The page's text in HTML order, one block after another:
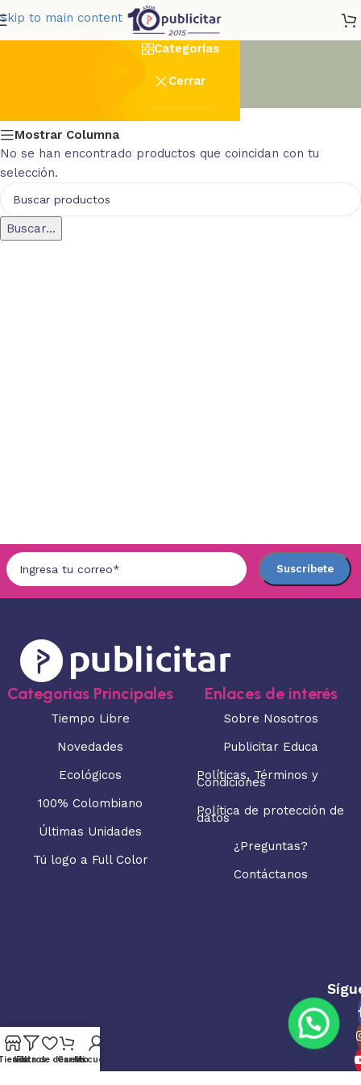
Skip to main content berona
Categorías
Cerrar
Mostrar Columna
No se han encontrado productos que coincidan con tu
selección.
Buscar...
Categorias Principales
Tiempo Libre
Novedades
Ecológicos
100% Colombiano
Últimas Unidades
Tú logo a Full Color
Enlaces de interés
Sobre Nosotros
Publicitar Educa
Políticas, Términos y
Condiciones
Política de protección de
datos
¿Preguntas?
Contáctanos
Filtros
Lista de deseos
CarritoMi cuenta